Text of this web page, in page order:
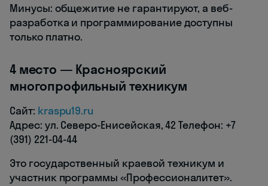
Минусы: общежитие не гарантируют, а веб-
разработка и программирование доступны
только платно.
4 место — Красноярский
многопрофильный техникум
Сайт: kraspu19.ru
Адрес: ул. Северо-Енисейская, 42 Телефон: +7
(391) 221-04-44
Это государственный краевой техникум и
участник программы «Профессионалитет».